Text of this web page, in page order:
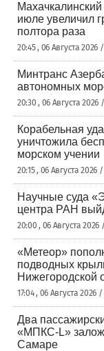
июле увеличил
полтора раза
20:45 , 06 Августа 2026
Минтранс
автономных
20:30 , 06 Августа 2026
Корабельная
уничтожила
морском учении
20:15 , 06 Августа 2026
Научные суда
центра РАН
20:00 , 06 Августа 2026
«Метеор»
подводных
Нижегородской
17:04 , 06 Августа 2026 /
Два
«МПКС-L»
Самаре